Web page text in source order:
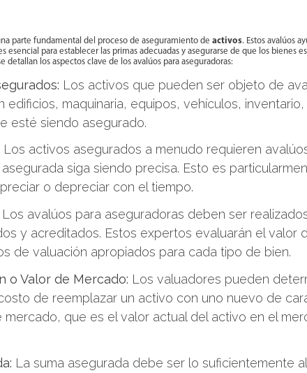
parte fundamental del proceso de aseguramiento de activos. Estos avalúos
esencial para establecer las primas adecuadas y asegurarse de que los bienes
detallan los aspectos clave de los avalúos para aseguradoras:
Los activos que pueden ser objeto de
edificios, maquinaria, equipos, vehículos,
esté siendo asegurado.
Los activos asegurados a menudo requieren
siga siendo precisa. Esto es
o depreciar con el tiempo.
Los avalúos para aseguradoras deben ser
y acreditados. Estos expertos evaluarán el valor
de valuación apropiados para cada tipo de bien.
o Valor de Mercado: Los valuadores pueden
de reemplazar un activo con uno nuevo de
mercado, que es el valor actual del activo en el
La suma asegurada debe ser lo suficientemente